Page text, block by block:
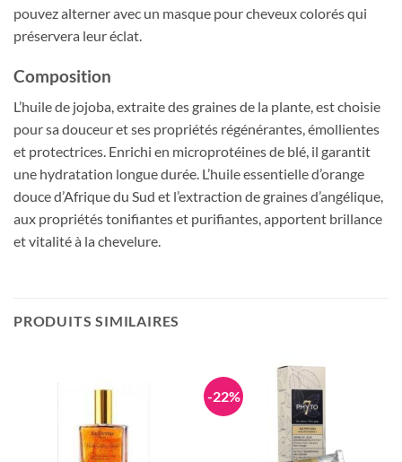
pouvez alterner avec un masque pour cheveux colorés qui
préservera leur éclat.
Composition
L’huile de jojoba, extraite des graines de la plante, est choisie
pour sa douceur et ses propriétés régénérantes, émollientes
et protectrices. Enrichi en microprotéines de blé, il garantit
une hydratation longue durée. L’huile essentielle d’orange
douce d’Afrique du Sud et l’extraction de graines d’angélique,
aux propriétés tonifiantes et purifiantes, apportent brillance
et vitalité à la chevelure.
PRODUITS SIMILAIRES
-22%